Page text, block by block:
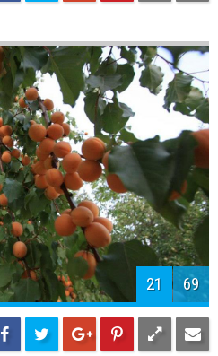
69